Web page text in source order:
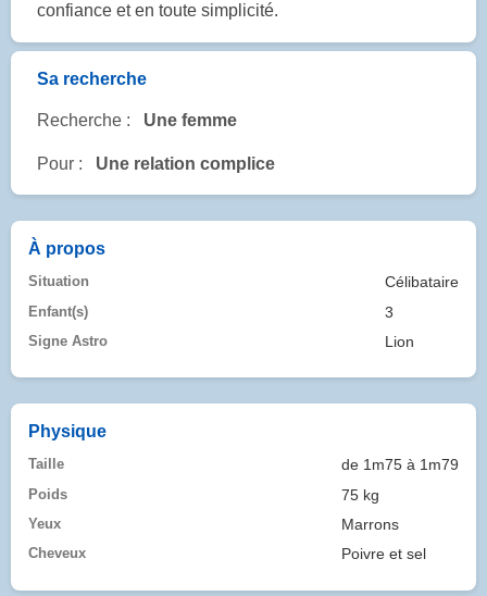
confiance et en toute simplicité.
Sa recherche
Recherche : Une femme
Pour : Une relation complice
À propos
Situation Célibataire
Enfant(s) 3
Signe Astro Lion
Physique
Taille de 1m75 à 1m79
Poids 75 kg
Yeux Marrons
Cheveux Poivre et sel